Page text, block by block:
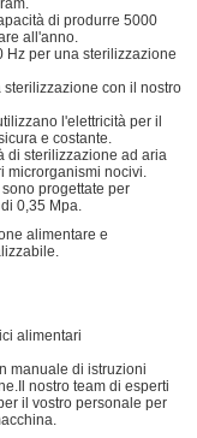
di produrre 5000
all'anno.
Hz per una sterilizzazione
con il nostro
l'elettricità per il
e costante.
di sterilizzazione ad aria
microrganismi nocivi.
progettate per
0,35 Mpa.
alimentare e
alimentari
manuale di istruzioni
nostro team di esperti
il vostro personale per